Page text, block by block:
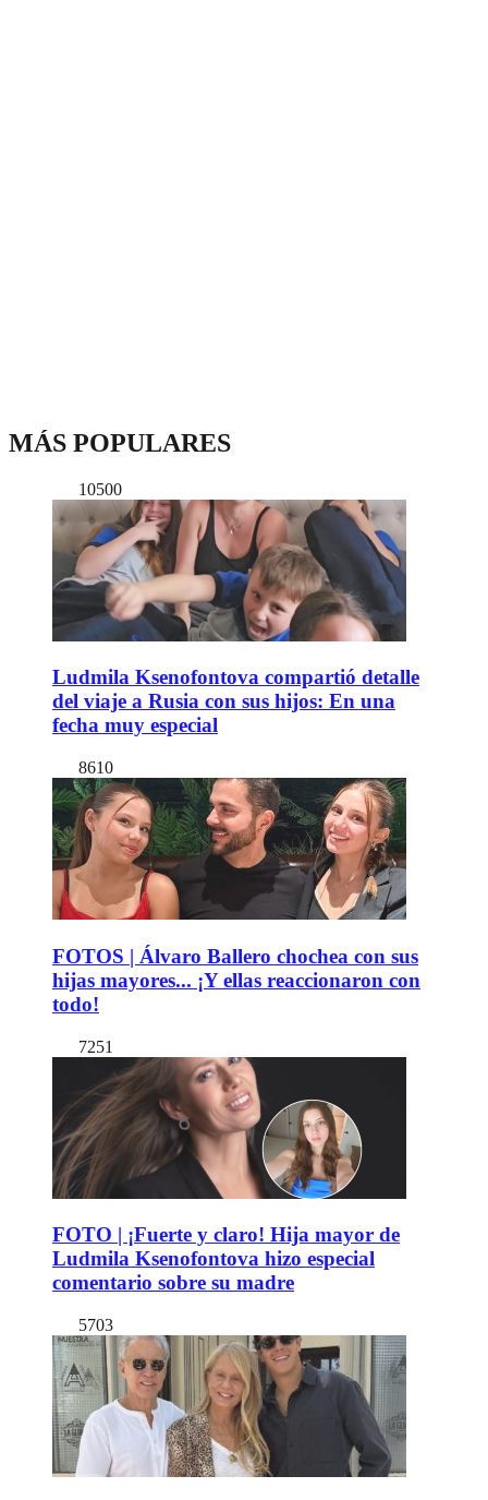
MÁS POPULARES
10500
Ludmila Ksenofontova compartió detalle
del viaje a Rusia con sus hijos: En una
fecha muy especial
8610
FOTOS | Álvaro Ballero chochea con sus
hijas mayores... ¡Y ellas reaccionaron con
todo!
7251
FOTO | ¡Fuerte y claro! Hija mayor de
Ludmila Ksenofontova hizo especial
comentario sobre su madre
5703